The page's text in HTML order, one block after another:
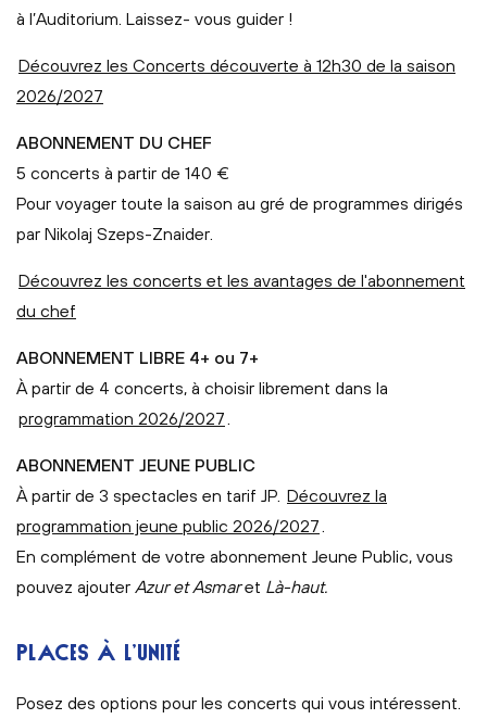
à l’Auditorium. Laissez- vous guider !
Découvrez les Concerts découverte à 12h30 de la saison
2026/2027
ABONNEMENT DU CHEF
5 concerts à partir de 140 €
Pour voyager toute la saison au gré de programmes dirigés
par Nikolaj Szeps-Znaider.
Découvrez les concerts et les avantages de l'abonnement
du chef
ABONNEMENT LIBRE 4+ ou 7+
À partir de 4 concerts, à choisir librement dans la
programmation 2026/2027
ABONNEMENT JEUNE PUBLIC
À partir de 3 spectacles en tarif JP. Découvrez la
programmation jeune public 2026/2027
En complément de votre abonnement Jeune Public, vous
pouvez ajouter Azur et Asmaret Là-haut.
PLACES À L’UNITÉ
Posez des options pour les concerts qui vous intéressent.